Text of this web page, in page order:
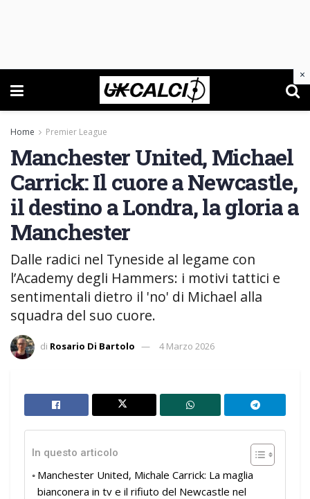
Home Premier League
Manchester United, Michael
Carrick: Il cuore a Newcastle,
il destino a Londra, la gloria a
Manchester
Dalle radici nel Tyneside al legame con
l’Academy degli Hammers: i motivi tattici e
sentimentali dietro il 'no' di Michael alla
squadra del suo cuore.
di Rosario Di Bartolo 4 Marzo 2026
In questo articolo
Manchester United, Michale Carrick: La maglia
bianconera in tv e il rifiuto del Newcastle nel
×